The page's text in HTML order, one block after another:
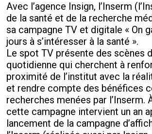
Avec l’agence Insign, l’Inserm
de la santé et de la recherche
sa campagne TV et digitale « On
jours à s’intéresser à la santé ».
Le spot TV présente des scènes
quotidienne qui cherchent à
proximité de l’institut avec la
et rendre compte des bénéfices
recherches menées par l’Inserm.
cette campagne intervient un an
lancement de la campagne